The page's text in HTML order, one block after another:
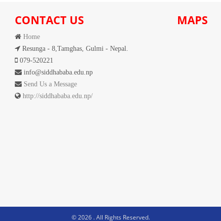
CONTACT US
Home
Resunga - 8,Tamghas, Gulmi - Nepal.
079-520221
info@siddhababa.edu.np
Send Us a Message
http://siddhababa.edu.np/
MAPS
© 2026 . All Rights Reserved.